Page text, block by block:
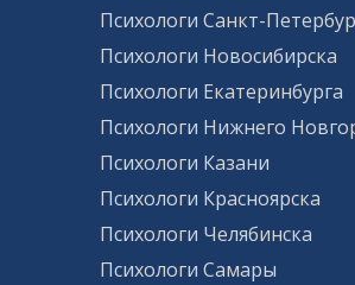
Психологи Санкт-
Психологи Новосибирска
Психологи Екатеринбурга
Психологи Нижнего
Психологи Казани
Психологи Красноярска
Психологи Челябинска
Психологи Самары